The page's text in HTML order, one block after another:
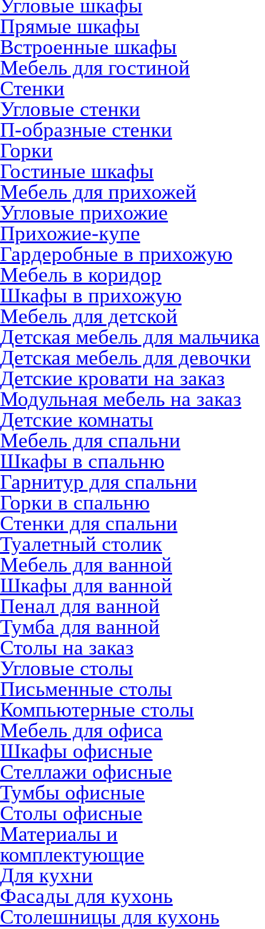
Угловые шкафы
Прямые шкафы
Встроенные шкафы
Мебель для гостиной
Стенки
Угловые стенки
П-образные стенки
Горки
Гостиные шкафы
Мебель для прихожей
Угловые прихожие
Прихожие-купе
Гардеробные в прихожую
Мебель в коридор
Шкафы в прихожую
Мебель для детской
Детская мебель для мальчика
Детская мебель для девочки
Детские кровати на заказ
Модульная мебель на заказ
Детские комнаты
Мебель для спальни
Шкафы в спальню
Гарнитур для спальни
Горки в спальню
Стенки для спальни
Туалетный столик
Мебель для ванной
Шкафы для ванной
Пенал для ванной
Тумба для ванной
Столы на заказ
Угловые столы
Письменные столы
Компьютерные столы
Мебель для офиса
Шкафы офисные
Стеллажи офисные
Тумбы офисные
Столы офисные
Материалы и
комплектующие
Для кухни
Фасады для кухонь
Столешницы для кухонь